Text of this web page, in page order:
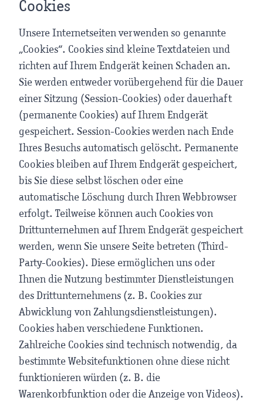
Cookies
Unsere Internetseiten verwenden so genannte
„Cookies“. Cookies sind kleine Textdateien und
richten auf Ihrem Endgerät keinen Schaden an.
Sie werden entweder vorübergehend für die Dauer
einer Sitzung (Session-Cookies) oder dauerhaft
(permanente Cookies) auf Ihrem Endgerät
gespeichert. Session-Cookies werden nach Ende
Ihres Besuchs automatisch gelöscht. Permanente
Cookies bleiben auf Ihrem Endgerät gespeichert,
bis Sie diese selbst löschen oder eine
automatische Löschung durch Ihren Webbrowser
erfolgt. Teilweise können auch Cookies von
Drittunternehmen auf Ihrem Endgerät gespeichert
werden, wenn Sie unsere Seite betreten (Third-
Party-Cookies). Diese ermöglichen uns oder
Ihnen die Nutzung bestimmter Dienstleistungen
des Drittunternehmens (z. B. Cookies zur
Abwicklung von Zahlungsdienstleistungen).
Cookies haben verschiedene Funktionen.
Zahlreiche Cookies sind technisch notwendig, da
bestimmte Websitefunktionen ohne diese nicht
funktionieren würden (z. B. die
Warenkorbfunktion oder die Anzeige von Videos).